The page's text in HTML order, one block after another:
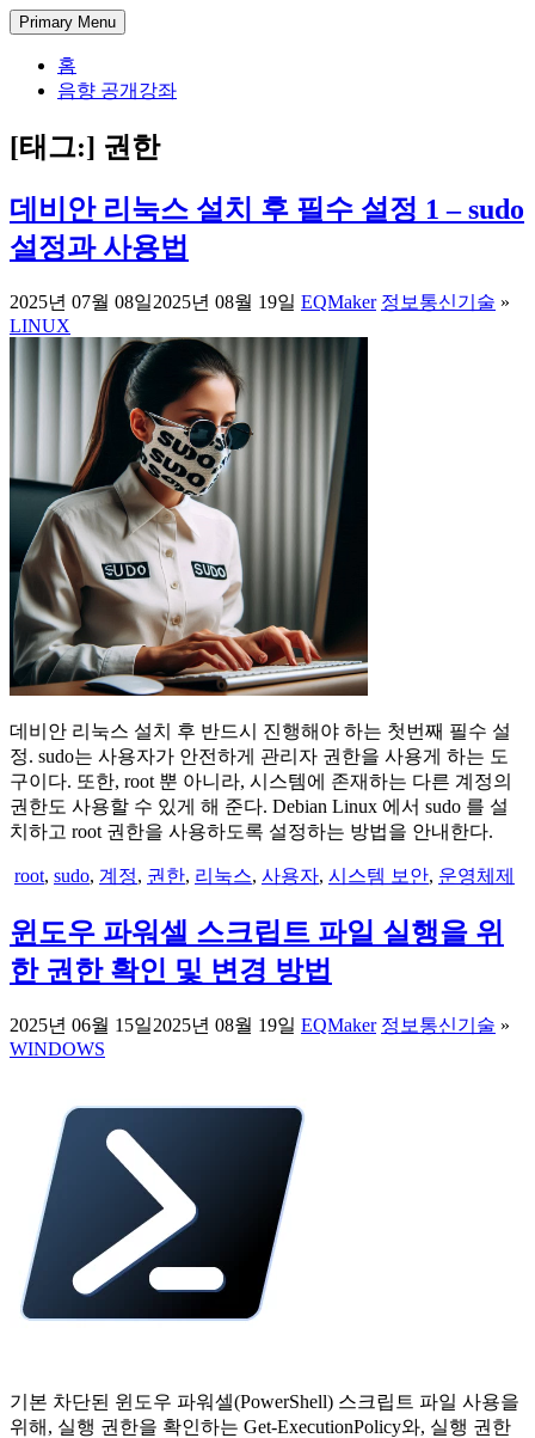
Skip
to
content
DectENG – 교양있는 엔지니어
1998년부터 한 길만 걸어온 미디어 엔지니어의 기술 블로그. 아
까지, 실무에서 사용되는 방송과 통신 그리고 정보 기술에 대한
경험과 가이드를 공유합니다.
Primary Menu
홈
음향 공개강좌
[태그:] 권한
데비안 리눅스 설치 후 필수 설정 1 – sudo
설정과 사용법
2025년 07월 08일2025년 08월 19일 EQMaker 정보통신기술 »
LINUX
데비안 리눅스 설치 후 반드시 진행해야 하는 첫번째 필수 설
정. sudo는 사용자가 안전하게 관리자 권한을 사용게 하는 도
구이다. 또한, root 뿐 아니라, 시스템에 존재하는 다른 계정의
권한도 사용할 수 있게 해 준다. Debian Linux 에서 sudo 를 설
치하고 root 권한을 사용하도록 설정하는 방법을 안내한다.
root, sudo, 계정, 권한, 리눅스, 사용자, 시스템 보안, 운영체제
윈도우 파워셀 스크립트 파일 실행을 위
한 권한 확인 및 변경 방법
2025년 06월 15일2025년 08월 19일 EQMaker 정보통신기술 »
WINDOWS
기본 차단된 윈도우 파워셀(PowerShell) 스크립트 파일 사용을
위해, 실행 권한을 확인하는 Get-ExecutionPolicy와, 실행 권한